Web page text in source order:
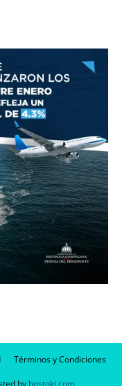
Términos y Condiciones
by hostoki.com